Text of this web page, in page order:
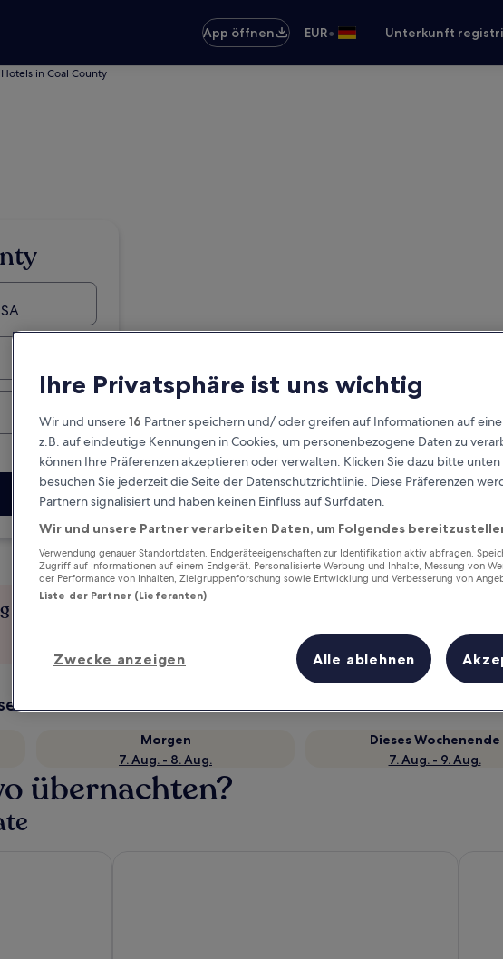
App öffnen
EUR• Unterkunft
Hotels in Coal County
wahrgenommene Übernachtung
Daten
Morgen
7. Aug. - 8. Aug.
Dieses Wochenende
7. Aug. - 9. Aug.
übernachten?
Ihre Privatsphäre ist uns wichtig
Wir und unsere16 Partner speichern und/ oder greifen auf Informationen auf
z.B. auf eindeutige Kennungen in Cookies, um personenbezogene Daten zu
können Ihre Präferenzen akzeptieren oder verwalten. Klicken Sie dazu bitte
besuchen Sie jederzeit die Seite der Datenschutzrichtlinie. Diese Präferenzen
Partnern signalisiert und haben keinen Einfluss auf Surfdaten.
Wir und unsere Partner verarbeiten Daten, um Folgendes
Verwendung genauer Standortdaten. Endgeräteeigenschaften zur Identifikation aktiv abfragen.
Zugriff auf Informationen auf einem Endgerät. Personalisierte Werbung und Inhalte, Messung von
der Performance von Inhalten, Zielgruppenforschung sowie Entwicklung und Verbesserung von
Liste der Partner (Lieferanten)
Zwecke anzeigen Alle ablehnen